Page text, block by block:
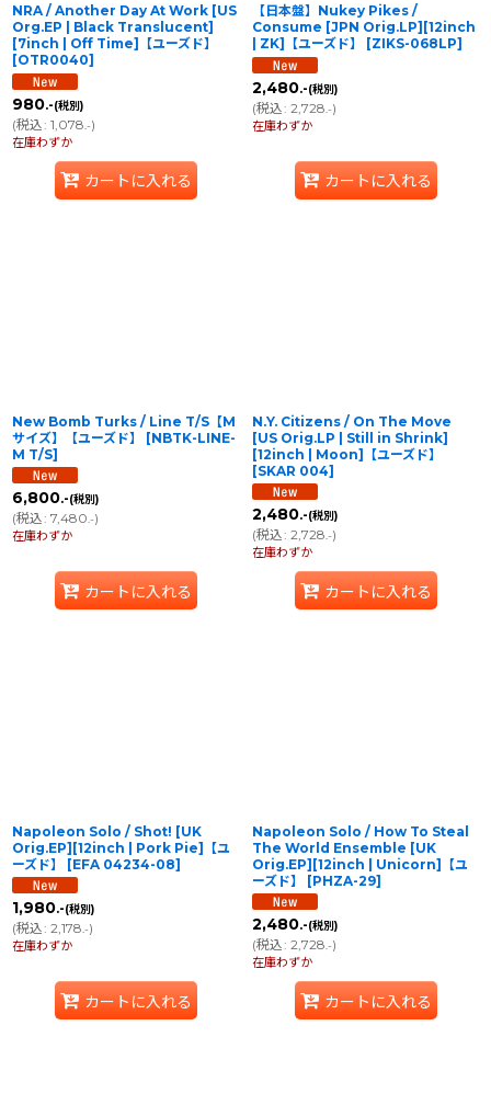
NRA / Another Day At Work [US
Org.EP | Black Translucent]
[7inch | Off Time]【ユーズド】
[OTR0040]
980.-(税別)
(税込: 1,078.-)
在庫わずか
カートに入れる
【日本盤】Nukey Pikes /
Consume [JPN Orig.LP][12inch
| ZK]【ユーズド】
[ZIKS-068LP]
2,480.-(税別)
(税込: 2,728.-)
在庫わずか
カートに入れる
New Bomb Turks / Line T/S【M
サイズ】【ユーズド】
[NBTK-LINE-
M T/S]
6,800.-(税別)
(税込: 7,480.-)
在庫わずか
カートに入れる
N.Y. Citizens / On The Move
[US Orig.LP | Still in Shrink]
[12inch | Moon]【ユーズド】
[SKAR 004]
2,480.-(税別)
(税込: 2,728.-)
在庫わずか
カートに入れる
Napoleon Solo / Shot! [UK
Orig.EP][12inch | Pork Pie]【ユ
ーズド】
[EFA 04234-08]
1,980.-(税別)
(税込: 2,178.-)
在庫わずか
カートに入れる
Napoleon Solo / How To Steal
The World Ensemble [UK
Orig.EP][12inch | Unicorn]【ユ
ーズド】
[PHZA-29]
2,480.-(税別)
(税込: 2,728.-)
在庫わずか
カートに入れる